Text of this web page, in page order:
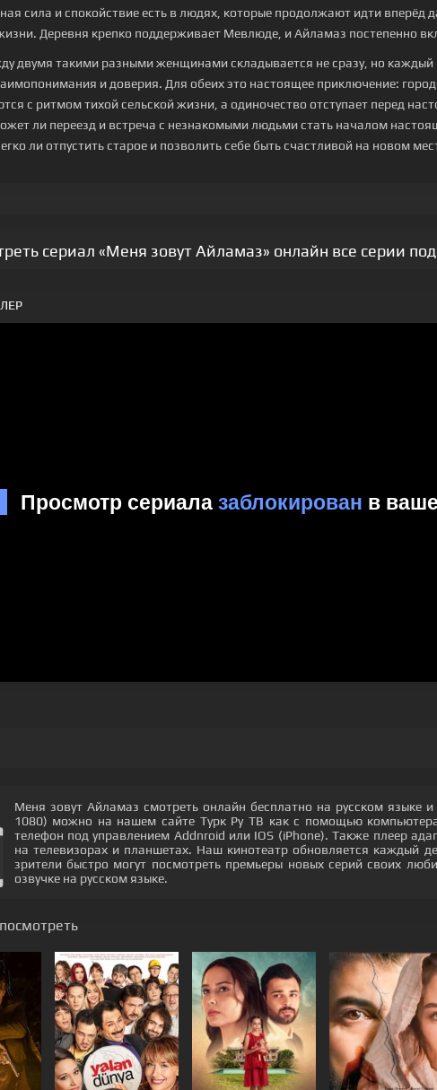
сила и спокойствие есть в людях, которые продолжают идти вперёд
Деревня крепко поддерживает Мевлюде, и Айламаз постепенно
двумя такими разными женщинами складывается не сразу, но каждый
и доверия. Для обеих это настоящее приключение:
с ритмом тихой сельской жизни, а одиночество отступает перед
ли переезд и встреча с незнакомыми людьми стать началом
ли отпустить старое и позволить себе быть счастливой на новом
сериал «Меня зовут Айламаз» онлайн все серии
Меня зовут Айламаз смотреть онлайн бесплатно на русском языке
1080) можно на нашем сайте Турк Ру ТВ как с помощью
телефон под управлением Addnroid или IOS (iPhone). Также плеер
на телевизорах и планшетах. Наш кинотеатр обновляется каждый
зрители быстро могут посмотреть премьеры новых серий своих
озвучке на русском языке.